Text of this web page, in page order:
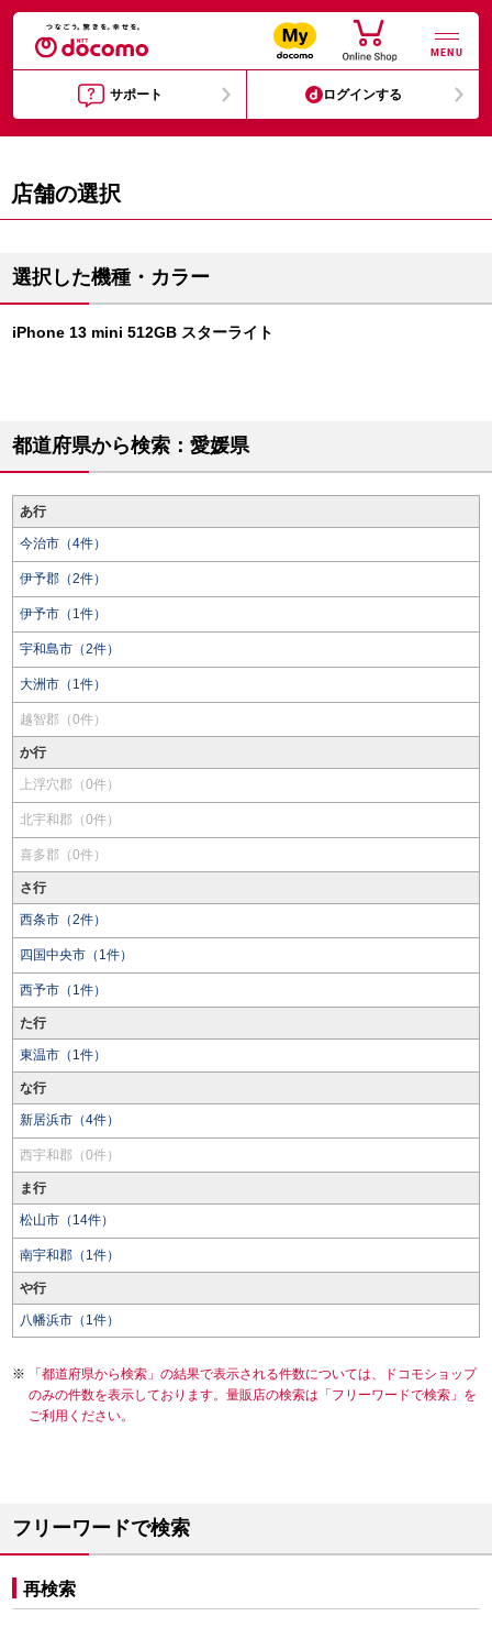
MENU
サポート ログインする
店舗の選択
選択した機種・カラー
iPhone 13 mini 512GB スターライト
都道府県から検索：愛媛県
あ行
今治市（4件）
伊予郡（2件）
伊予市（1件）
宇和島市（2件）
大洲市（1件）
越智郡（0件）
か行
上浮穴郡（0件）
北宇和郡（0件）
喜多郡（0件）
さ行
西条市（2件）
四国中央市（1件）
西予市（1件）
た行
東温市（1件）
な行
新居浜市（4件）
西宇和郡（0件）
ま行
松山市（14件）
南宇和郡（1件）
や行
八幡浜市（1件）
「都道府県から検索」の結果で表示される件数については、ドコモショップ
のみの件数を表示しております。量販店の検索は「フリーワードで検索」を
ご利用ください。
フリーワードで検索
再検索